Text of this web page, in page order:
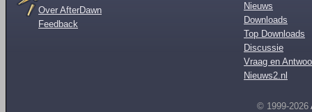
Over AfterDawn
Feedback
Nieuws
Downloads
Top Downloads
Discussie
Vraag en
Nieuws2.nl
© 1999-2026